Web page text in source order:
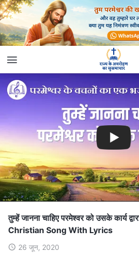
तुम्हें जानना चाहिए परमेश्वर को उसके कार्य
Christian Song With Lyrics
26 जून, 2020